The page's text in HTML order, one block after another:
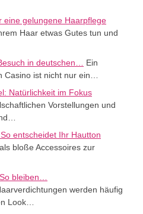
eine gelungene Haarpflege
Haar etwas Gutes tun und
in deutschen…
Ein
Casino ist nicht nur ein…
Natürlichkeit im Fokus
Vorstellungen und
entscheidet Ihr Hautton
bloße Accessoires zur
bleiben…
werden häufig
Look…